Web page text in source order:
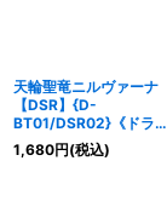
天輪聖竜ニルヴァーナ
【DSR】{D-
BT01/DSR02}《ドラゴ
ンエンパイア》
1,680円(税込)